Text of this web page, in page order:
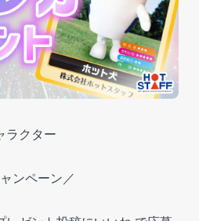
ラクター
ンペーン／